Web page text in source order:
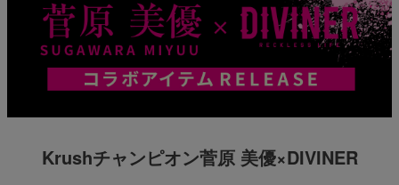
Krushチャンピオン菅原 美優×DIVINER